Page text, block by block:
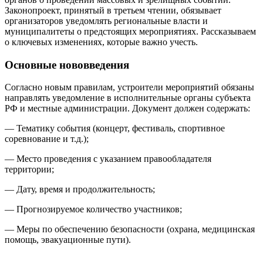
Законопроект, принятый в третьем чтении, обязывает
организаторов уведомлять региональные власти и
муниципалитеты о предстоящих мероприятиях. Рассказываем
о ключевых изменениях, которые важно учесть.
Основные нововведения
Согласно новым правилам, устроители мероприятий обязаны
направлять уведомление в исполнительные органы субъекта
РФ и местные администрации. Документ должен содержать:
— Тематику события (концерт, фестиваль, спортивное
соревнование и т.д.);
— Место проведения с указанием правообладателя
территории;
— Дату, время и продолжительность;
— Прогнозируемое количество участников;
— Меры по обеспечению безопасности (охрана, медицинская
помощь, эвакуационные пути).